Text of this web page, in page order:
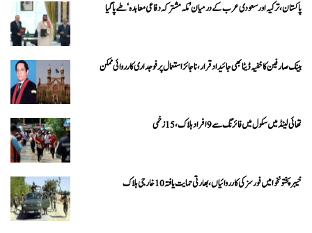
پاکستان، ترکیہ اور سعودی عرب کے درمیان ’مکہ مشترکہ دفاعی معاہدہ‘ طے پا گیا
بینک صارفین کا خفیہ ڈیٹا بھی جائیداد قرار، ناجائز استعمال پر فوجداری کارروائی ممکن
تھائی لینڈ میں سکول میں فائرنگ سے 9 افراد ہلاک، 15 زخمی
خیبرپختونخوا میں فورسز کی کارروائیاں، بھارتی حمایت یافتہ 10 خارجی ہلاک